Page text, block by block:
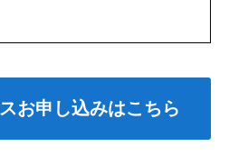
お申し込みはこちら